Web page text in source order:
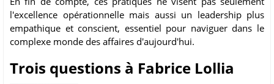
l'excellence opérationnelle mais aussi un leadership plus
empathique et conscient, essentiel pour naviguer dans le
complexe monde des affaires d'aujourd'hui.
Trois questions à Fabrice Lollia